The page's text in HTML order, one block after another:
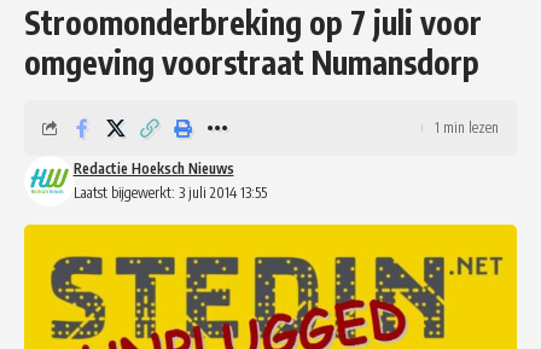
Stroomonderbreking op 7 juli voor
omgeving voorstraat Numansdorp
Laatst bijgewerkt: 3 juli 2014 13:55
Redactie Hoeksch Nieuws
1 min lezen